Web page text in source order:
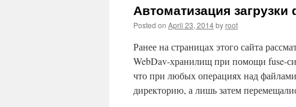
Автоматизация
Posted on April 23, 2014by root
Ранее на страницах этого сайта
WebDav-хранилищ при помощи fuse-
что при любых операциях над
директорию, а лишь затем